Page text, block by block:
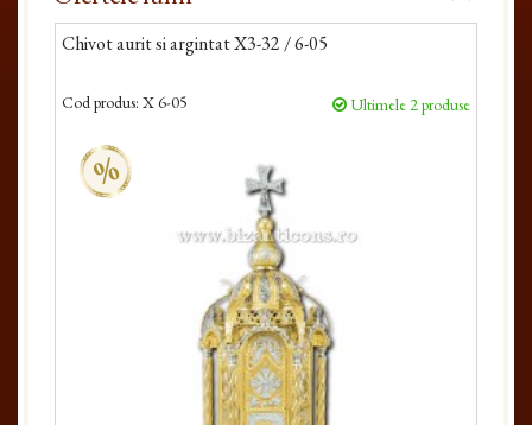
Chivot aurit si argintat X3-32 / 6-05
Cod produs: X 6-05 Ultimele 2 produse
%